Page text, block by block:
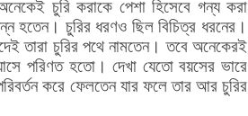
চুরি করাকে পেশা হিসেবে গন্য করা
হতেন। চুরির ধরণও ছিল বিচিত্র ধরনের।
তারা চুরির পথে নামতেন। তবে অনেকেরই
পরিণত হতো। দেখা যেতো বয়সের ভারে
করে ফেলতেন যার ফলে তার আর চুরির